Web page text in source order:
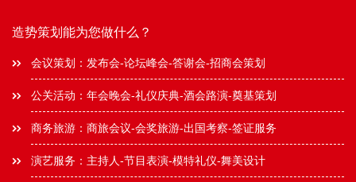
造势策划能为您做什么？
会议策划：发布会-论坛峰会-答谢会-招商会策划
公关活动：年会晚会-礼仪庆典-酒会路演-奠基策划
商务旅游：商旅会议-会奖旅游-出国考察-签证服务
演艺服务：主持人-节目表演-模特礼仪-舞美设计